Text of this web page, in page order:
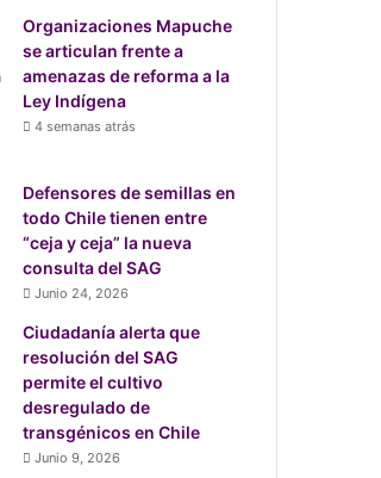
Organizaciones Mapuche
se articulan frente a
amenazas de reforma a la
Ley Indígena
4 semanas atrás
Defensores de semillas en
todo Chile tienen entre
“ceja y ceja” la nueva
consulta del SAG
Junio 24, 2026
Ciudadanía alerta que
resolución del SAG
permite el cultivo
desregulado de
transgénicos en Chile
Junio 9, 2026